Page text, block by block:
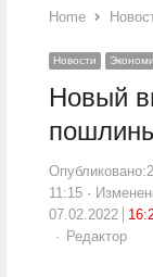
Home
Новости
Новый
Опубликовано:
11:15
07.02.2022
Author
Редактор